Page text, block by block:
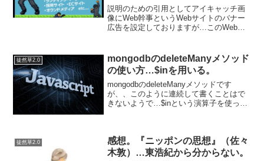
説明のための引用としてアイキャッチ画
像にWeb幹事というWebサイトのバナー
広告を設定しておりますが…このWeb幹
ケンなわけですが、CAPCOMとコラボし
ているって...
徒然草2.0
mongodbのdeleteManyメソッド
の使い方…$inを用いる。
mongodbのdeleteManyメソッドです
が、、このように連続して書くことはで
きないようで…$inという演算子を使っ
わずに...
徒然草2.0
感想。『ニッポンの思想』（佐々
木敦）…東浩紀から分からない。